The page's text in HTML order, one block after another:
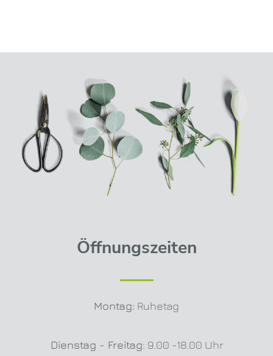
Öffnungszeiten
Montag: Ruhetag
Dienstag - Freitag: 9.00 -18.00 Uhr